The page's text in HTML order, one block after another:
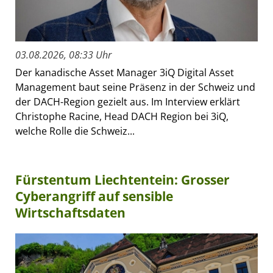
03.08.2026, 08:33 Uhr
Der kanadische Asset Manager 3iQ Digital Asset
Management baut seine Präsenz in der Schweiz und
der DACH-Region gezielt aus. Im Interview erklärt
Christophe Racine, Head DACH Region bei 3iQ,
welche Rolle die Schweiz...
Fürstentum Liechtentein: Grosser
Cyberangriff auf sensible
Wirtschaftsdaten